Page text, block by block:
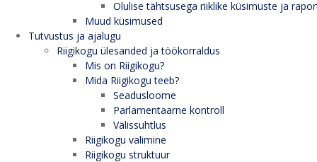
Olulise tähtsusega riiklike küsimuste ja
Muud küsimused
Tutvustus ja ajalugu
Riigikogu ülesanded ja töökorraldus
Mis on Riigikogu?
Mida Riigikogu teeb?
Seadusloome
Parlamentaarne kontroll
Välissuhtlus
Riigikogu valimine
Riigikogu struktuur